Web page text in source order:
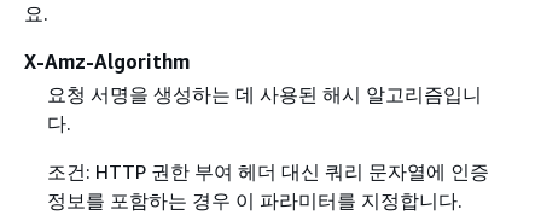
요.
X-Amz-Algorithm
요청 서명을 생성하는 데 사용된 해시 알고리즘입니
다.
조건: HTTP 권한 부여 헤더 대신 쿼리 문자열에 인증
정보를 포함하는 경우 이 파라미터를 지정합니다.